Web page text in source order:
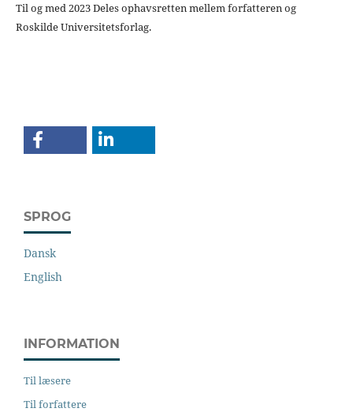
Til og med 2023 Deles ophavsretten mellem forfatteren og
Roskilde Universitetsforlag.
SPROG
Dansk
English
INFORMATION
Til læsere
Til forfattere